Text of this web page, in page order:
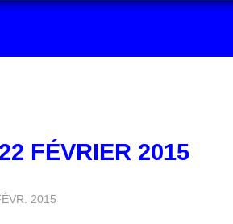
FÉVRIER 2015
2015